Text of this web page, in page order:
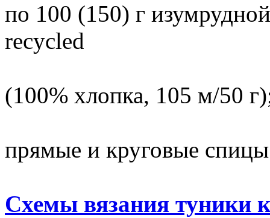
по 100 (150) г
recycled
(100% хлопка, 105 м/50
прямые и круговые
Схемы вязания туники